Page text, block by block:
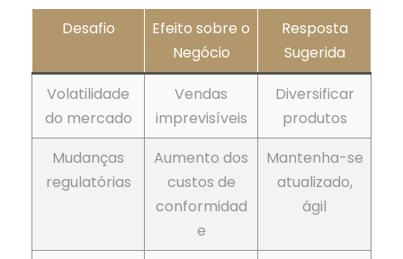
Desafio
Efeito sobre o
Negócio
Resposta
Sugerida
Volatilidade
do mercado
Vendas
imprevisíveis
Diversificar
produtos
Mudanças
regulatórias
Aumento dos
custos de
conformidad
e
Mantenha-se
atualizado,
ágil